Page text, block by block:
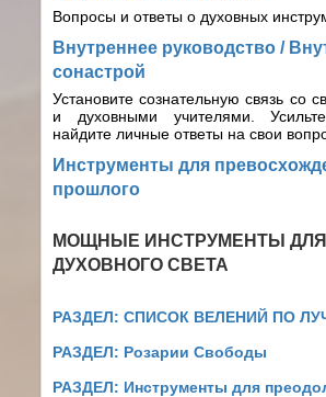
Вопросы и ответы о духовных
Внутреннее руководство /
сонастрой
Установите сознательную связь со
и духовными учителями.
найдите личные ответы на свои
Инструменты для
прошлого
МОЩНЫЕ ИНСТРУМЕНТЫ
ДУХОВНОГО СВЕТА
РАЗДЕЛ:СПИСОК ВЕЛЕНИЙ ПО
РАЗДЕЛ: Розарии Свободы
РАЗДЕЛ: Инструменты для